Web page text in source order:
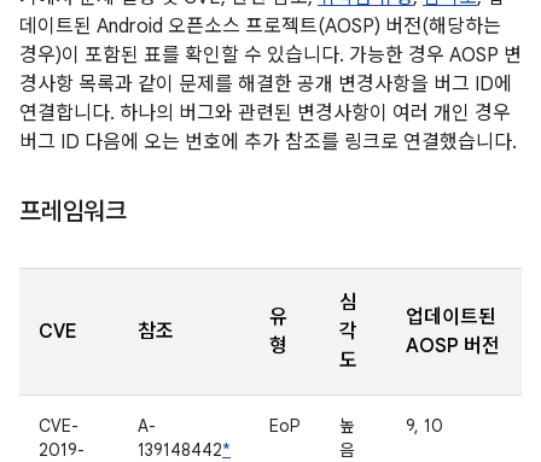
데이트된 Android 오픈소스 프로젝트(AOSP) 버전(해당하는
경우)이 포함된 표를 확인할 수 있습니다. 가능한 경우 AOSP 변
경사항 목록과 같이 문제를 해결한 공개 변경사항을 버그 ID에
연결합니다. 하나의 버그와 관련된 변경사항이 여러 개인 경우
버그 ID 다음에 오는 번호에 추가 참조를 링크로 연결했습니다.
프레임워크
CVE 참조
유
형
심
각
도
업데이트된
AOSP 버전
CVE-
2019-
A-
139148442*
EoP
높
음
9, 10